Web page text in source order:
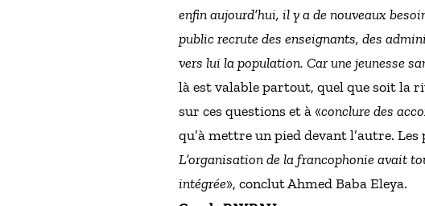
enfin aujourd’hui, il y a de nouveaux
public recrute des enseignants, des
vers lui la population. Car une jeunesse
là est valable partout, quel que soit la
sur ces questions et à «conclure des
qu’à mettre un pied devant l’autre.
L’organisation de la francophonie avait
intégrée», conclut Ahmed Baba Eleya.